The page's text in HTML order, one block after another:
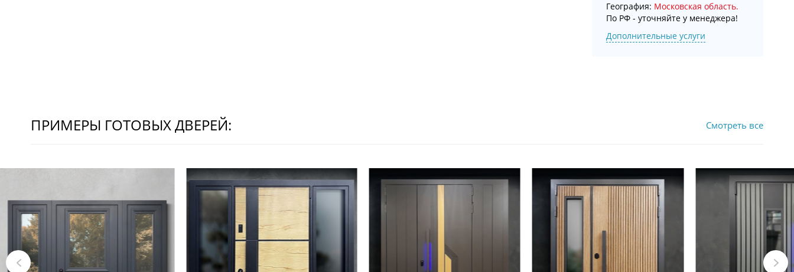
География: Московская область.
По РФ - уточняйте у менеджера!
Дополнительные услуги
ПРИМЕРЫ ГОТОВЫХ ДВЕРЕЙ: Смотреть все